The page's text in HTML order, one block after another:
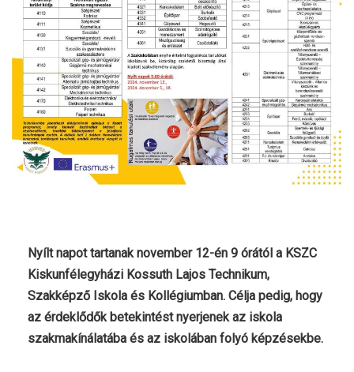
Nyílt napot tartanak november 12-én 9 órától a KSZC
Kiskunfélegyházi Kossuth Lajos Technikum,
Szakképző Iskola és Kollégiumban. Célja pedig, hogy
az érdeklődők betekintést nyerjenek az iskola
szakmakínálatába és az iskolában folyó képzésekbe.